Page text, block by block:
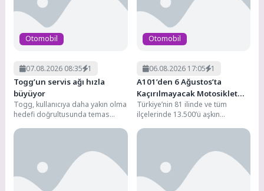
Otomobil
07.08.2026 08:35 1
Togg’un servis ağı hızla
büyüyor
Togg, kullanıcıya daha yakın olma
hedefi doğrultusunda temas
Yıl sonuna kadar...
Otomobil
06.08.2026 17:05 1
A101’den 6 Ağustos’ta
Kaçırılmayacak Motosiklet
Fırsatı
Türkiye’nin 81 ilinde ve tüm
ilçelerinde 13.500’ü aşkın
1.200’den fazla tedarikçisiyle